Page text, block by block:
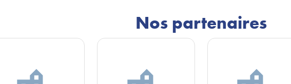
Nos partenaires